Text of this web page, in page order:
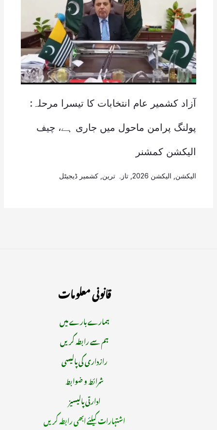
آزاد کشمیر عام انتخابات کا تیسرا مرحلہ:
پولنگ پرامن ماحول میں جاری ہے، چیف
الیکشن کمشنر
الیکشن الیکشن 2026 , تازہ ترین کشمیر ڈیجیٹل
قانونی معلومات
ہمارے بارے میں
ہم سے رابطہ کریں
رازداری کی پالیسی
شرائط و ضوابط
ادارتی پالیسیز
اشتہارات کیلئے ابھی رابطہ کریں